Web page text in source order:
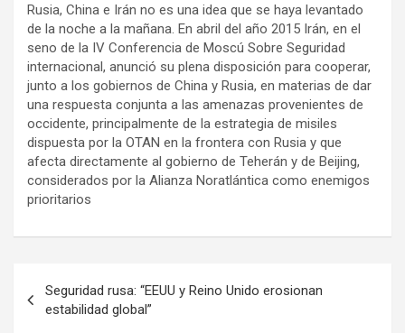
Rusia, China e Irán no es una idea que se haya levantado
de la noche a la mañana. En abril del año 2015 Irán, en el
seno de la IV Conferencia de Moscú Sobre Seguridad
internacional, anunció su plena disposición para cooperar,
junto a los gobiernos de China y Rusia, en materias de dar
una respuesta conjunta a las amenazas provenientes de
occidente, principalmente de la estrategia de misiles
dispuesta por la OTAN en la frontera con Rusia y que
afecta directamente al gobierno de Teherán y de Beijing,
considerados por la Alianza Noratlántica como enemigos
prioritarios
Seguridad rusa: “EEUU y Reino Unido erosionan
estabilidad global”